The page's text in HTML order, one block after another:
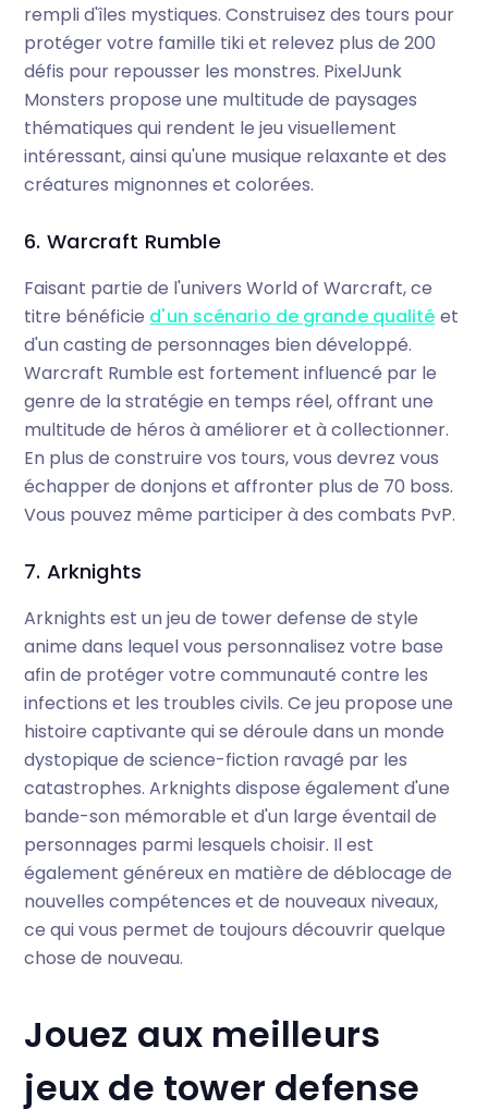
rempli d'îles mystiques. Construisez des tours pour
protéger votre famille tiki et relevez plus de 200
défis pour repousser les monstres. PixelJunk
Monsters propose une multitude de paysages
thématiques qui rendent le jeu visuellement
intéressant, ainsi qu'une musique relaxante et des
créatures mignonnes et colorées.
6. Warcraft Rumble
Faisant partie de l'univers World of Warcraft, ce
titre bénéficie d'un scénario de grande qualité et
d'un casting de personnages bien développé.
Warcraft Rumble est fortement influencé par le
genre de la stratégie en temps réel, offrant une
multitude de héros à améliorer et à collectionner.
En plus de construire vos tours, vous devrez vous
échapper de donjons et affronter plus de 70 boss.
Vous pouvez même participer à des combats PvP.
7. Arknights
Arknights est un jeu de tower defense de style
anime dans lequel vous personnalisez votre base
afin de protéger votre communauté contre les
infections et les troubles civils. Ce jeu propose une
histoire captivante qui se déroule dans un monde
dystopique de science-fiction ravagé par les
catastrophes. Arknights dispose également d'une
bande-son mémorable et d'un large éventail de
personnages parmi lesquels choisir. Il est
également généreux en matière de déblocage de
nouvelles compétences et de nouveaux niveaux,
ce qui vous permet de toujours découvrir quelque
chose de nouveau.
Jouez aux meilleurs
jeux de tower defense